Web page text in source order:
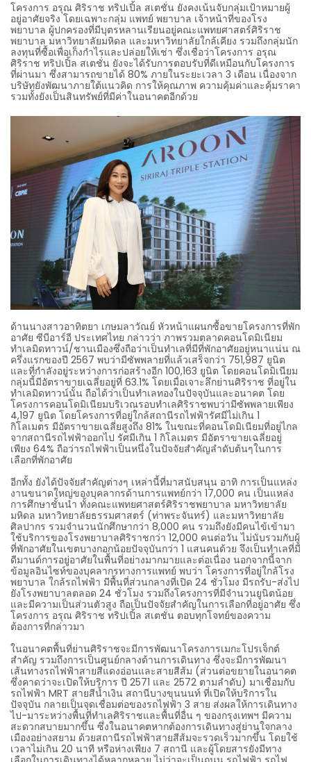
โครงการ อรุณ ศิริราช ทริปเปิ้ล สเตชั่น ยังคงเน้นจับกลุ่มเป้าหมายผู้
อยู่อาศัยจริง โดยเฉพาะกลุ่ม แพทย์ พยาบาล เจ้าหน้าที่ของโรง
พยาบาล ผู้ปกครองที่มีบุตรหลานเรียนอยู่คณะแพทยศาสตร์ศิริราช
พยาบาล มหาวิทยาลัยมหิดล และมหาวิทยาลัยใกล้เคียง รวมถึงกลุ่มนัก
ลงทุนที่ซื้อเพื่อเก็งกำไรและปล่อยให้เช่า ซึ่งเชื่อว่าโครงการ อรุณ
ศิริราช ทริปเปิ้ล สเตชั่น ยังจะได้รับการตอบรับที่ดีเหมือนกับโครงการ
ที่ผ่านมา ซึ่งสามารถขายได้ 80% ภายในระยะเวลา 3 เดือน เนื่องจาก
บริษัทยังพัฒนาภายใต้แนวคิด การให้คุณภาพ ความคุ้มค่าและคุ้มราคา
รวมทั้งยังเป็นสินทรัพย์ที่มีค่าในอนาคตอีกด้วย
ด้านนางสาวอาทิตยา เกษมลาวัณย์ หัวหน้าแผนกซื้อขายโครงการที่พัก
อาศัย ซีบีอาร์อี ประเทศไทย กล่าวว่า ภาพรวมตลาดคอนโดมิเนียม
ทำเลมิดทาวน์/ชานเมืองซึ่งถือว่าเป็นทำเลที่มีที่พักอาศัยอยู่หนาแน่น ณ
ครึ่งแรกของปี 2567 พบว่ามีซัพพลายที่แล้วเสร็จกว่า 751,987 ยูนิต
และที่กำลังอยู่ระหว่างการก่อสร้างอีก 100,163 ยูนิต โดยคอนโดมิเนียม
กลุ่มนี้มีอัตราขายเฉลี่ยอยู่ที่ 63.1% โดยเมื่อเจาะลึกย่านศิริราช ที่อยู่ใน
ทำเลมิดทาวน์นั้น ถือได้ว่าเป็นทำเลทองในปัจจุบันและอนาคต โดย
โครงการคอนโดมิเนียมบริเวณรอบทำเลศิริราชพบว่ามีซัพพลายเพียง
4,197 ยูนิต โดยโครงการที่อยู่ใกล้สถานีรถไฟฟ้ารัศมีไม่เกิน 1
กิโลเมตร มีอัตราขายเฉลี่ยสูงถึง 81% ในขณะที่คอนโดมิเนียมที่อยู่ไกล
จากสถานีรถไฟฟ้าออกไป รัศมีเกิน 1 กิโลเมตร มีอัตราขายเฉลี่ยอยู่
เพียง 64% ถือว่ารถไฟฟ้าเป็นหนึ่งในปัจจัยสำคัญลำดับต้นๆในการ
เลือกที่พักอาศัย
อีกทั้ง ยังได้ปัจจัยสำคัญต่างๆ เหล่านี้ที่มาสนับสนุน อาทิ การเป็นแหล่ง
งานขนาดใหญ่ของบุคลากรด้านการแพทย์กว่า 17,000 คน เป็นแหล่ง
การศึกษาชั้นนำ ทั้งคณะแพทยศาสตร์ศิริราชพยาบาล มหาวิทยาลัย
มหิดล มหาวิทยาลัยธรรมศาสตร์ (ท่าพระจันทร์) และมหาวิทยาลัย
ศิลปากร รวมจำนวนนักศึกษากว่า 8,000 คน รวมถึงยังมีคนไข้เข้ามา
ใช้บริการของโรงพยาบาลศิริราชกว่า 12,000 คนต่อวัน ไม่นับรวมกับผู้
ที่พักอาศัยในเขตบางกอกน้อยปัจจุบันกว่า 1 แสนคนด้วย จึงเป็นทำเลที่มี
ดีมานด์การอยู่อาศัยในพื้นที่อย่างมากมายและต่อเนื่อง นอกจากนี้จาก
ข้อมูลอินไซท์ของบุคลากรทางการแพทย์ พบว่า โครงการที่อยู่ใกล้โรง
พยาบาล ใกล้รถไฟฟ้า มีพื้นที่ส่วนกลางที่เปิด 24 ชั่วโมง มีรถรับ-ส่งไป
ยังโรงพยาบาลตลอด 24 ชั่วโมง รวมถึงโครงการที่มีจำนวนยูนิตน้อย
และมีความเป็นส่วนตัวสูง ถือเป็นปัจจัยสำคัญในการเลือกที่อยู่อาศัย ซึ่ง
โครงการ อรุณ ศิริราช ทริปเปิ้ล สเตชั่น ตอบทุกโจทย์ของความ
ต้องการที่กล่าวมา
ในอนาคตพื้นที่ย่านศิริราชจะมีการพัฒนาโครงการเมกะโปรเจ็กต์
สำคัญ รวมถึงการเป็นศูนย์กลางด้านการเดินทาง ซึ่งจะมีการพัฒนา
เส้นทางรถไฟฟ้าสายสีแดงอ่อนและสายสีส้ม (ส่วนต่อขยายในอนาคต
ซึ่งคาดว่าจะเปิดให้บริการ ปี 2571 และ 2572 ตามลำดับ) มาเชื่อมกับ
รถไฟฟ้า MRT สายสีน้ำเงิน สถานีบางขุนนนท์ ที่เปิดให้บริการใน
ปัจจุบัน กลายเป็นจุดเชื่อมต่อของรถไฟฟ้า 3 สาย ส่งผลให้การเดินทาง
ไป-มาระหว่างพื้นที่ทำเลศิริราชและพื้นที่อื่น ๆ ของกรุงเทพฯ มีความ
สะดวกสบายมากขึ้น ซึ่งในอนาคตหากต้องการเดินทางสู่ย่านใจกลาง
เมืองอย่างสยาม ด้วยสถานีรถไฟฟ้าสายสีส้มจะรวดเร็วมากขึ้น โดยใช้
เวลาไม่เกิน 20 นาที หรือห่างเพียง 7 สถานี และผู้โดยสารยังมีทาง